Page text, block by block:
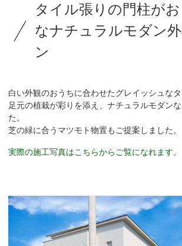
タイル張りの門柱が
なナチュラルモダン
ン
白い外観のおうちに合わせたグレイッシュなタ
足元の植栽が彩りを添え、ナチュラルモダン
た。
芝の緑に合うマツモト物置もご提案しました。
実際の施工写真はこちらからご覧になれます。